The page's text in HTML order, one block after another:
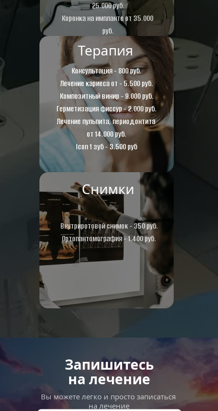
25.000 руб.
Коронка на импланте от 35.000
руб.
Терапия
Консультация - 800 руб.
Лечение кариеса от - 5.500 руб.
Композитный винир - 9.000 руб.
Герметизация фиссур - 2.000 руб.
Лечение пульпита, периодонтита
от 14.000 руб.
Icon 1 зуб - 3.500 руб
Снимки
Внутриротовой снимок - 350 руб.
Ортопантомография - 1.400 руб.
Запишитесь
на лечение
Вы можете легко и просто записаться
на лечение